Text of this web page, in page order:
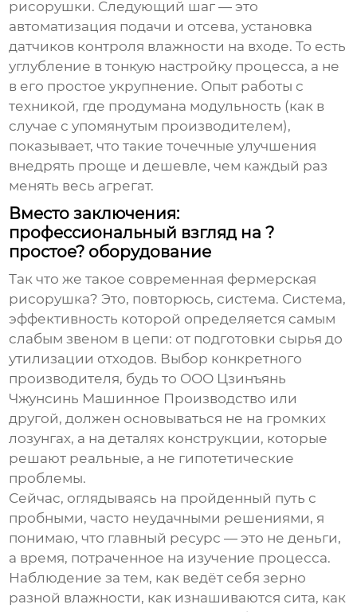
рисорушки. Следующий шаг — это
автоматизация подачи и отсева, установка
датчиков контроля влажности на входе. То есть
углубление в тонкую настройку процесса, а не
в его простое укрупнение. Опыт работы с
техникой, где продумана модульность (как в
случае с упомянутым производителем),
показывает, что такие точечные улучшения
внедрять проще и дешевле, чем каждый раз
менять весь агрегат.
Вместо заключения:
профессиональный взгляд на ?
простое? оборудование
Так что же такое современная фермерская
рисорушка? Это, повторюсь, система. Система,
эффективность которой определяется самым
слабым звеном в цепи: от подготовки сырья до
утилизации отходов. Выбор конкретного
производителя, будь то ООО Цзинъянь
Чжунсинь Машинное Производство или
другой, должен основываться не на громких
лозунгах, а на деталях конструкции, которые
решают реальные, а не гипотетические
проблемы.
Сейчас, оглядываясь на пройденный путь с
пробными, часто неудачными решениями, я
понимаю, что главный ресурс — это не деньги,
а время, потраченное на изучение процесса.
Наблюдение за тем, как ведёт себя зерно
разной влажности, как изнашиваются сита, как